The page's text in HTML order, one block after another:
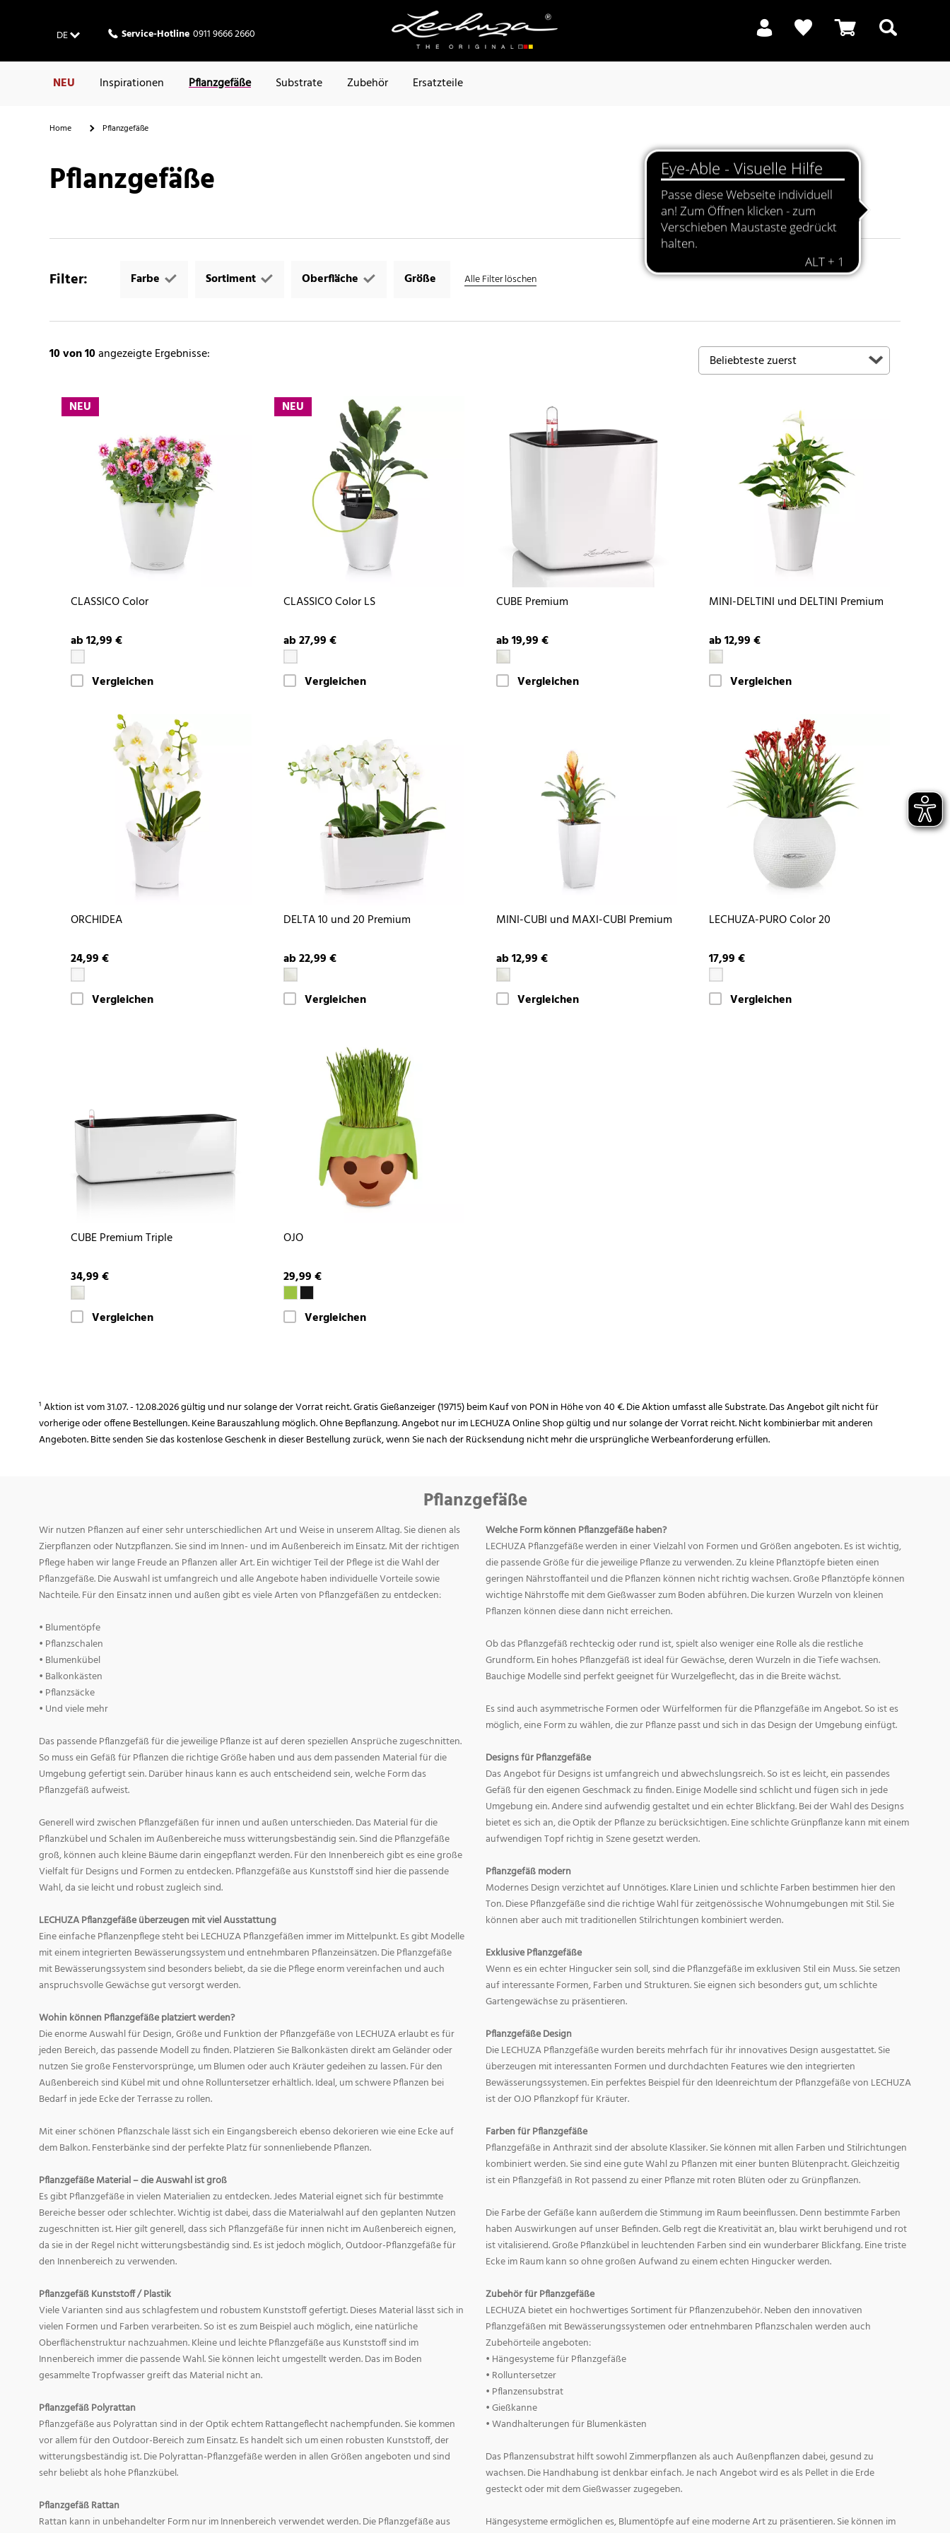
DE Service-Hotline 0911 9666 2660
NEU Inspirationen Pflanzgefäße Substrate Zubehör Ersatzteile
Suchen
Home Pflanzgefäße
Pflanzgefäße
Filter: Farbe Sortiment Oberfläche Größe Alle Filter löschen
10von 10angezeigte Ergebnisse:
NEU
CLASSICO Color
ab 12,99 €
Vergleichen
NEU
CLASSICO Color LS
ab 27,99 €
Vergleichen
CUBE Premium
ab 19,99 €
Vergleichen
MINI-DELTINI und DELTINI Premium
ab 12,99 €
Vergleichen
ORCHIDEA
24,99 €
Vergleichen
DELTA 10 und 20 Premium
ab 22,99 €
Vergleichen
MINI-CUBI und MAXI-CUBI Premium
ab 12,99 €
Vergleichen
LECHUZA-PURO Color 20
17,99 €
Vergleichen
CUBE Premium Triple
34,99 €
Vergleichen
OJO
29,99 €
Vergleichen
¹ Aktion ist vom 31.07. - 12.08.2026 gültig und nur solange der Vorrat reicht. Gratis Gießanzeiger (19715) beim Kauf von PON in Höhe von 40 €. Die Aktion umfasst alle Substrate. Das Angebot gilt nicht für
vorherige oder offene Bestellungen. Keine Barauszahlung möglich. Ohne Bepflanzung. Angebot nur im LECHUZA Online Shop gültig und nur solange der Vorrat reicht. Nicht kombinierbar mit anderen
Angeboten. Bitte senden Sie das kostenlose Geschenk in dieser Bestellung zurück, wenn Sie nach der Rücksendung nicht mehr die ursprüngliche Werbeanforderung erfüllen.
Pflanzgefäße
Wir nutzen Pflanzen auf einer sehr unterschiedlichen Art und Weise in unserem Alltag. Sie dienen als
Zierpflanzen oder Nutzpflanzen. Sie sind im Innen- und im Außenbereich im Einsatz. Mit der richtigen
Pflege haben wir lange Freude an Pflanzen aller Art. Ein wichtiger Teil der Pflege ist die Wahl der
Pflanzgefäße. Die Auswahl ist umfangreich und alle Angebote haben individuelle Vorteile sowie
Nachteile. Für den Einsatz innen und außen gibt es viele Arten von Pflanzgefäßen zu entdecken:
• Blumentöpfe
• Pflanzschalen
• Blumenkübel
• Balkonkästen
• Pflanzsäcke
• Und viele mehr
Das passende Pflanzgefäß für die jeweilige Pflanze ist auf deren speziellen Ansprüche zugeschnitten.
So muss ein Gefäß für Pflanzen die richtige Größe haben und aus dem passenden Material für die
Umgebung gefertigt sein. Darüber hinaus kann es auch entscheidend sein, welche Form das
Pflanzgefäß aufweist.
Generell wird zwischen Pflanzgefäßen für innen und außen unterschieden. Das Material für die
Pflanzkübel und Schalen im Außenbereiche muss witterungsbeständig sein. Sind die Pflanzgefäße
groß, können auch kleine Bäume darin eingepflanzt werden. Für den Innenbereich gibt es eine große
Vielfalt für Designs und Formen zu entdecken. Pflanzgefäße aus Kunststoff sind hier die passende
Wahl, da sie leicht und robust zugleich sind.
LECHUZA Pflanzgefäße überzeugen mit viel Ausstattung
Eine einfache Pflanzenpflege steht bei LECHUZA Pflanzgefäßen immer im Mittelpunkt. Es gibt Modelle
mit einem integrierten Bewässerungssystem und entnehmbaren Pflanzeinsätzen. Die Pflanzgefäße
mit Bewässerungssystem sind besonders beliebt, da sie die Pflege enorm vereinfachen und auch
anspruchsvolle Gewächse gut versorgt werden.
Wohin können Pflanzgefäße platziert werden?
Die enorme Auswahl für Design, Größe und Funktion der Pflanzgefäße von LECHUZA erlaubt es für
jeden Bereich, das passende Modell zu finden. Platzieren Sie Balkonkästen direkt am Geländer oder
nutzen Sie große Fenstervorsprünge, um Blumen oder auch Kräuter gedeihen zu lassen. Für den
Außenbereich sind Kübel mit und ohne Rolluntersetzer erhältlich. Ideal, um schwere Pflanzen bei
Bedarf in jede Ecke der Terrasse zu rollen.
Mit einer schönen Pflanzschale lässt sich ein Eingangsbereich ebenso dekorieren wie eine Ecke auf
dem Balkon. Fensterbänke sind der perfekte Platz für sonnenliebende Pflanzen.
Pflanzgefäße Material – die Auswahl ist groß
Es gibt Pflanzgefäße in vielen Materialien zu entdecken. Jedes Material eignet sich für bestimmte
Bereiche besser oder schlechter. Wichtig ist dabei, dass die Materialwahl auf den geplanten Nutzen
zugeschnitten ist. Hier gilt generell, dass sich Pflanzgefäße für innen nicht im Außenbereich eignen,
da sie in der Regel nicht witterungsbeständig sind. Es ist jedoch möglich, Outdoor-Pflanzgefäße für
den Innenbereich zu verwenden.
Pflanzgefäß Kunststoff / Plastik
Viele Varianten sind aus schlagfestem und robustem Kunststoff gefertigt. Dieses Material lässt sich in
vielen Formen und Farben verarbeiten. So ist es zum Beispiel auch möglich, eine natürliche
Oberflächenstruktur nachzuahmen. Kleine und leichte Pflanzgefäße aus Kunststoff sind im
Innenbereich immer die passende Wahl. Sie können leicht umgestellt werden. Das im Boden
gesammelte Tropfwasser greift das Material nicht an.
Pflanzgefäß Polyrattan
Pflanzgefäße aus Polyrattan sind in der Optik echtem Rattangeflecht nachempfunden. Sie kommen
vor allem für den Outdoor-Bereich zum Einsatz. Es handelt sich um einen robusten Kunststoff, der
witterungsbeständig ist. Die Polyrattan-Pflanzgefäße werden in allen Größen angeboten und sind
sehr beliebt als hohe Pflanzkübel.
Pflanzgefäß Rattan
Rattan kann in unbehandelter Form nur im Innenbereich verwendet werden. Die Pflanzgefäße aus
Welche Form können Pflanzgefäße haben?
LECHUZA Pflanzgefäße werden in einer Vielzahl von Formen und Größen angeboten. Es ist wichtig,
die passende Größe für die jeweilige Pflanze zu verwenden. Zu kleine Pflanztöpfe bieten einen
geringen Nährstoffanteil und die Pflanzen können nicht richtig wachsen. Große Pflanztöpfe können
wichtige Nährstoffe mit dem Gießwasser zum Boden abführen. Die kurzen Wurzeln von kleinen
Pflanzen können diese dann nicht erreichen.
Ob das Pflanzgefäß rechteckig oder rund ist, spielt also weniger eine Rolle als die restliche
Grundform. Ein hohes Pflanzgefäß ist ideal für Gewächse, deren Wurzeln in die Tiefe wachsen.
Bauchige Modelle sind perfekt geeignet für Wurzelgeflecht, das in die Breite wächst.
Es sind auch asymmetrische Formen oder Würfelformen für die Pflanzgefäße im Angebot. So ist es
möglich, eine Form zu wählen, die zur Pflanze passt und sich in das Design der Umgebung einfügt.
Designs für Pflanzgefäße
Das Angebot für Designs ist umfangreich und abwechslungsreich. So ist es leicht, ein passendes
Gefäß für den eigenen Geschmack zu finden. Einige Modelle sind schlicht und fügen sich in jede
Umgebung ein. Andere sind aufwendig gestaltet und ein echter Blickfang. Bei der Wahl des Designs
bietet es sich an, die Optik der Pflanze zu berücksichtigen. Eine schlichte Grünpflanze kann mit einem
aufwendigen Topf richtig in Szene gesetzt werden.
Pflanzgefäß modern
Modernes Design verzichtet auf Unnötiges. Klare Linien und schlichte Farben bestimmen hier den
Ton. Diese Pflanzgefäße sind die richtige Wahl für zeitgenössische Wohnumgebungen mit Stil. Sie
können aber auch mit traditionellen Stilrichtungen kombiniert werden.
Exklusive Pflanzgefäße
Wenn es ein echter Hingucker sein soll, sind die Pflanzgefäße im exklusiven Stil ein Muss. Sie setzen
auf interessante Formen, Farben und Strukturen. Sie eignen sich besonders gut, um schlichte
Gartengewächse zu präsentieren.
Pflanzgefäße Design
Die LECHUZA Pflanzgefäße wurden bereits mehrfach für ihr innovatives Design ausgestattet. Sie
überzeugen mit interessanten Formen und durchdachten Features wie den integrierten
Bewässerungssystemen. Ein perfektes Beispiel für den Ideenreichtum der Pflanzgefäße von LECHUZA
ist der OJO Pflanzkopf für Kräuter.
Farben für Pflanzgefäße
Pflanzgefäße in Anthrazit sind der absolute Klassiker. Sie können mit allen Farben und Stilrichtungen
kombiniert werden. Sie sind eine gute Wahl zu Pflanzen mit einer bunten Blütenpracht. Gleichzeitig
ist ein Pflanzgefäß in Rot passend zu einer Pflanze mit roten Blüten oder zu Grünpflanzen.
Die Farbe der Gefäße kann außerdem die Stimmung im Raum beeinflussen. Denn bestimmte Farben
haben Auswirkungen auf unser Befinden. Gelb regt die Kreativität an, blau wirkt beruhigend und rot
ist vitalisierend. Große Pflanzkübel in leuchtenden Farben sind ein wunderbarer Blickfang. Eine triste
Ecke im Raum kann so ohne großen Aufwand zu einem echten Hingucker werden.
Zubehör für Pflanzgefäße
LECHUZA bietet ein hochwertiges Sortiment für Pflanzenzubehör. Neben den innovativen
Pflanzgefäßen mit Bewässerungssystemen oder entnehmbaren Pflanzschalen werden auch
Zubehörteile angeboten:
• Hängesysteme für Pflanzgefäße
• Rolluntersetzer
• Pflanzensubstrat
• Gießkanne
• Wandhalterungen für Blumenkästen
Das Pflanzensubstrat hilft sowohl Zimmerpflanzen als auch Außenpflanzen dabei, gesund zu
wachsen. Die Handhabung ist denkbar einfach. Je nach Angebot wird es als Pellet in die Erde
gesteckt oder mit dem Gießwasser zugegeben.
Hängesysteme ermöglichen es, Blumentöpfe auf eine moderne Art zu präsentieren. Sie können im